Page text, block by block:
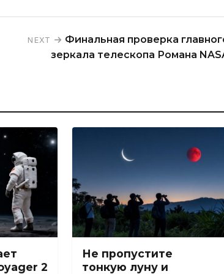
NEXT
Финальная проверка
зеркала телескопа Романа
2
Не пропустите
тонкую луну и